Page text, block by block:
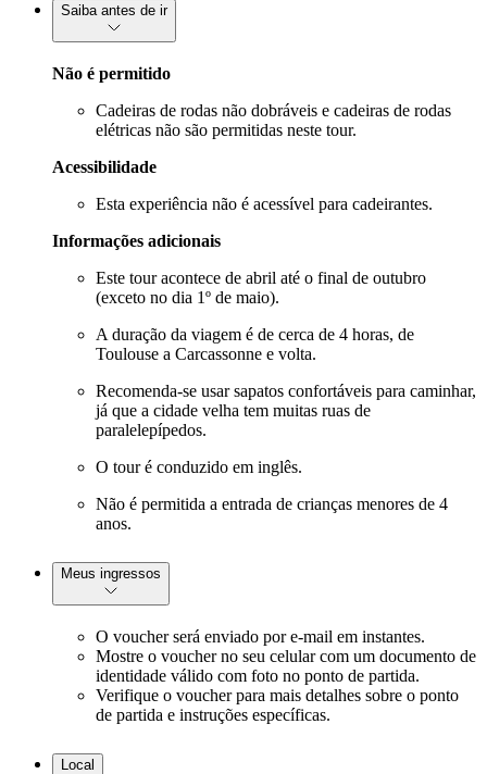
Saiba antes de ir
Não é permitido
Cadeiras de rodas não dobráveis e cadeiras de rodas
elétricas não são permitidas neste tour.
Acessibilidade
Esta experiência não é acessível para cadeirantes.
Informações adicionais
Este tour acontece de abril até o final de outubro
(exceto no dia 1º de maio).
A duração da viagem é de cerca de 4 horas, de
Toulouse a Carcassonne e volta.
Recomenda-se usar sapatos confortáveis para caminhar,
já que a cidade velha tem muitas ruas de
paralelepípedos.
O tour é conduzido em inglês.
Não é permitida a entrada de crianças menores de 4
anos.
Meus ingressos
O voucher será enviado por e-mail em instantes.
Mostre o voucher no seu celular com um documento de
identidade válido com foto no ponto de partida.
Verifique o voucher para mais detalhes sobre o ponto
de partida e instruções específicas.
Local